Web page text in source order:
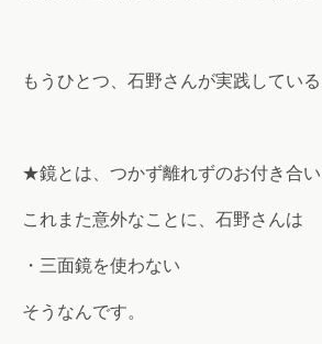
もうひとつ、石野さんが実践している
★鏡とは、つかず離れずのお付き合い
これまた意外なことに、石野さんは
・三面鏡を使わない
そうなんです。